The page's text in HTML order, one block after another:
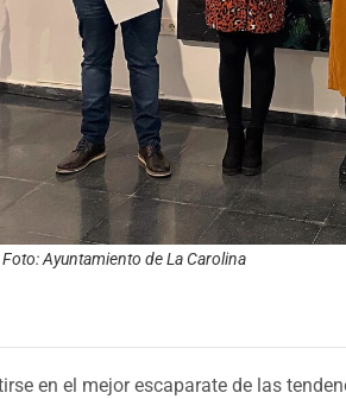
Ayuntamiento de La Carolina
en el mejor escaparate de las